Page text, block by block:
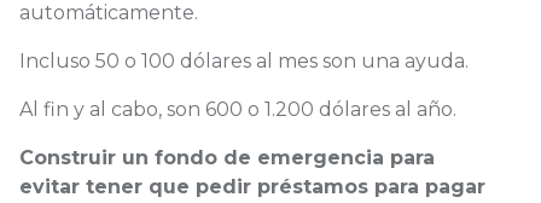
automáticamente.
Incluso 50 o 100 dólares al mes son una ayuda.
Al fin y al cabo, son 600 o 1.200 dólares al año.
Construir un fondo de emergencia para
evitar tener que pedir préstamos para pagar